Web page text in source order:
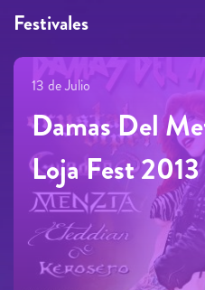
Festivales
13 de Julio
Damas Del
Loja Fest 2013